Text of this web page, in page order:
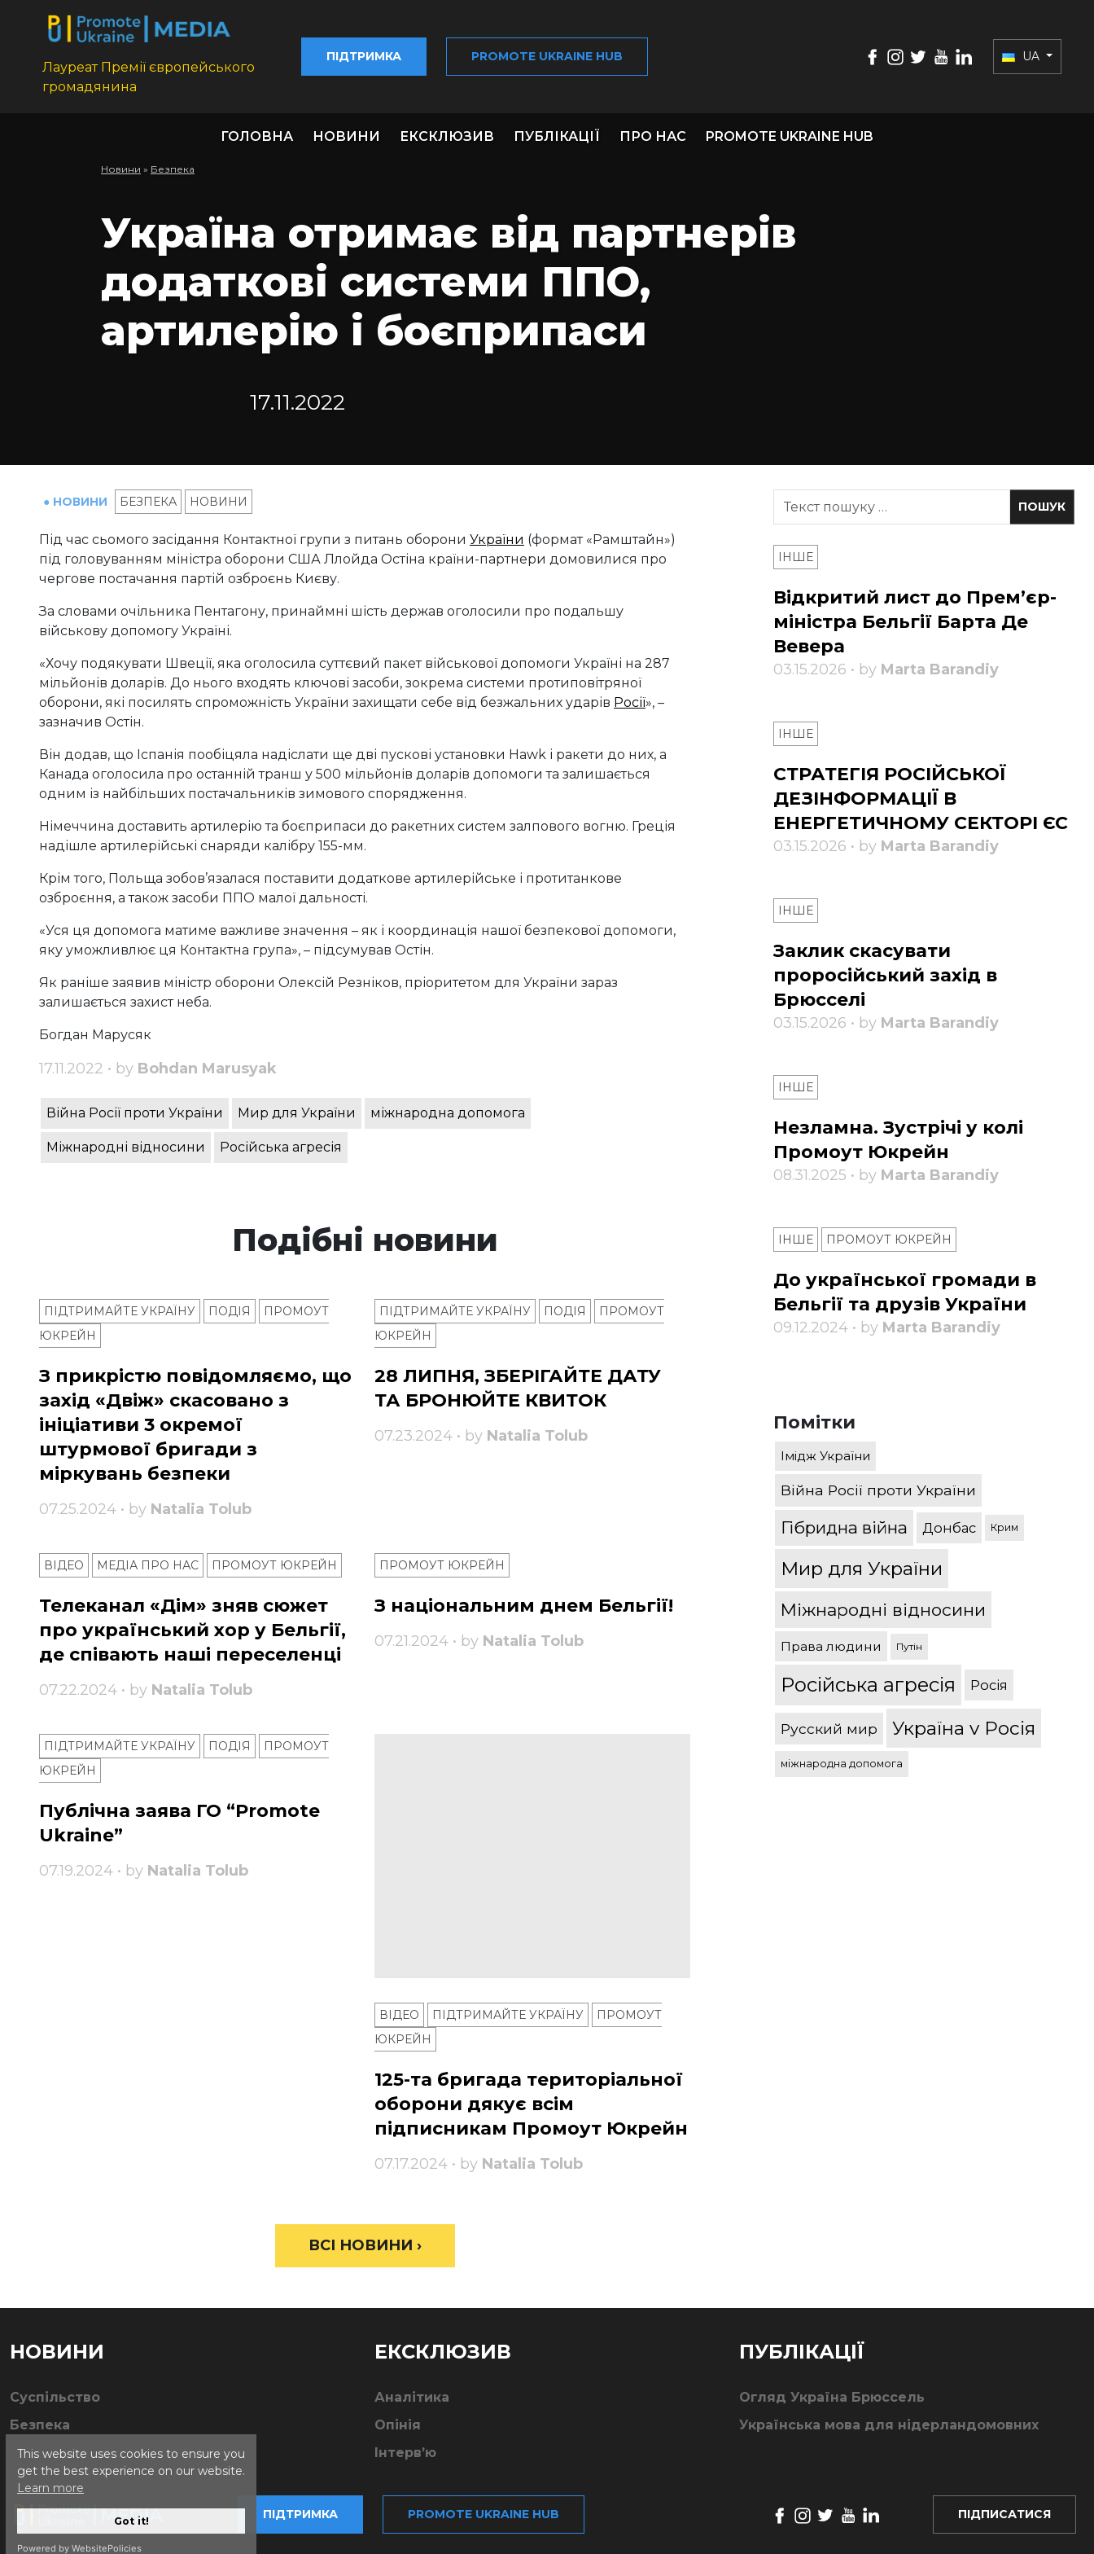
This website uses cookies to ensure you
get the best experience on our website.
Learn more
Got it!
Powered by WebsitePolicies
Лауреат Премії європейського
громадянина
ПІДТРИМКА PROMOTE UKRAINE HUB UA
ГОЛОВНА НОВИНИ ЕКСКЛЮЗИВ ПУБЛІКАЦІЇ ПРО НАС PROMOTE UKRAINE HUB
Новини » Безпека
Україна отримає від партнерів
додаткові системи ППО,
артилерію і боєприпаси
17.11.2022
● НОВИНИ БЕЗПЕКА НОВИНИ
Під час сьомого засідання Контактної групи з питань оборони України (формат «Рамштайн»)
під головуванням міністра оборони США Ллойда Остіна країни-партнери домовилися про
чергове постачання партій озброєнь Києву.
За словами очільника Пентагону, принаймні шість держав оголосили про подальшу
військову допомогу Україні.
«Хочу подякувати Швеції, яка оголосила суттєвий пакет військової допомоги Україні на 287
мільйонів доларів. До нього входять ключові засоби, зокрема системи протиповітряної
оборони, які посилять спроможність України захищати себе від безжальних ударів Росії», –
зазначив Остін.
Він додав, що Іспанія пообіцяла надіслати ще дві пускові установки Hawk і ракети до них, а
Канада оголосила про останній транш у 500 мільйонів доларів допомоги та залишається
одним із найбільших постачальників зимового спорядження.
Німеччина доставить артилерію та боєприпаси до ракетних систем залпового вогню. Греція
надішле артилерійські снаряди калібру 155-мм.
Крім того, Польща зобов’язалася поставити додаткове артилерійське і протитанкове
озброєння, а також засоби ППО малої дальності.
«Уся ця допомога матиме важливе значення – як і координація нашої безпекової допомоги,
яку уможливлює ця Контактна група», – підсумував Остін.
Як раніше заявив міністр оборони Олексій Резніков, пріоритетом для України зараз
залишається захист неба.
Богдан Марусяк
17.11.2022 • by Bohdan Marusyak
Війна Росії проти України Мир для України міжнародна допомога
Міжнародні відносини Російська агресія
Подібні новини
ПІДТРИМАЙТЕ УКРАЇНУ ПОДІЯ
ПРОМОУТ
ЮКРЕЙН
З прикрістю повідомляємо, що
захід «Двіж» скасовано з
ініціативи 3 окремої
штурмової бригади з
міркувань безпеки
07.25.2024 • by Natalia Tolub
ПІДТРИМАЙТЕ УКРАЇНУ ПОДІЯ
ПРОМОУТ
ЮКРЕЙН
28 ЛИПНЯ, ЗБЕРІГАЙТЕ ДАТУ
ТА БРОНЮЙТЕ КВИТОК
07.23.2024 • by Natalia Tolub
ВІДЕО МЕДІА ПРО НАС ПРОМОУТ ЮКРЕЙН
Телеканал «Дім» зняв сюжет
про український хор у Бельгії,
де співають наші переселенці
07.22.2024 • by Natalia Tolub
ПРОМОУТ ЮКРЕЙН
З національним днем ​​Бельгії!
07.21.2024 • by Natalia Tolub
ПІДТРИМАЙТЕ УКРАЇНУ ПОДІЯ
ПРОМОУТ
ЮКРЕЙН
Публічна заява ГО “Promote
Ukraine”
07.19.2024 • by Natalia Tolub
ВІДЕО ПІДТРИМАЙТЕ УКРАЇНУ
ПРОМОУТ
ЮКРЕЙН
125-та бригада територіальної
оборони дякує всім
підписникам Промоут Юкрейн
07.17.2024 • by Natalia Tolub
ВСІ НОВИНИ ›
ІНШЕ
Відкритий лист до Прем’єр-
міністра Бельгії Барта Де
Вевера
03.15.2026 • by Marta Barandiy
ІНШЕ
СТРАТЕГІЯ РОСІЙСЬКОЇ
ДЕЗІНФОРМАЦІЇ В
ЕНЕРГЕТИЧНОМУ СЕКТОРІ ЄС
03.15.2026 • by Marta Barandiy
ІНШЕ
Заклик скасувати
проросійський захід в
Брюсселі
03.15.2026 • by Marta Barandiy
ІНШЕ
Незламна. Зустрічі у колі
Промоут Юкрейн
08.31.2025 • by Marta Barandiy
ІНШЕ ПРОМОУТ ЮКРЕЙН
До української громади в
Бельгії та друзів України
09.12.2024 • by Marta Barandiy
Помітки
Імідж України
Війна Росії проти України
Гібридна війна Донбас Крим
Мир для України
Міжнародні відносини
Права людини Путін
Російська агресія Росія
Русский мир Україна v Росія
міжнародна допомога
НОВИНИ
Суспільство
Безпека
ЕКСКЛЮЗИВ
Аналітика
Опінія
Інтерв’ю
ПУБЛІКАЦІЇ
Огляд Україна Брюссель
Українська мова для нідерландомовних
ПІДТРИМКА PROMOTE UKRAINE HUB ПІДПИСАТИСЯ